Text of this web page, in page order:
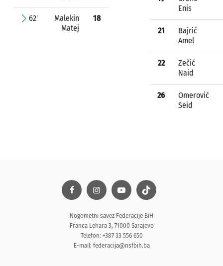
62'
Malekin
Matej
18
Enis
21
Bajrić
Amel
22
Zečić
Naid
26
Omerović
Seid
Nogometni savez Federacije BiH
Franca Lehara 3, 71000 Sarajevo
Telefon: +387 33 556 650
E-mail: federacija@nsfbih.ba